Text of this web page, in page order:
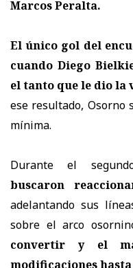
Marcos Peralta.
El único gol del
cuando Diego
el tanto que le dio la
ese resultado, Osorno
mínima.
Durante el
buscaron
adelantando sus
sobre el arco
convertir y el
modificaciones